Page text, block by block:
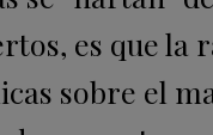
es que la
sobre el